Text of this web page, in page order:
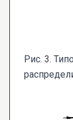
Рис. 3.